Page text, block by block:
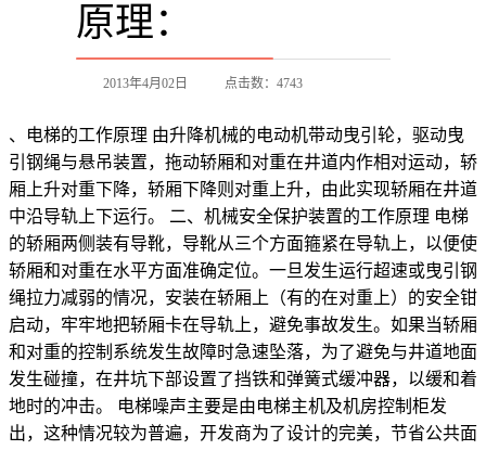
原理：
2013年4月02日 点击数：4743
、电梯的工作原理 由升降机械的电动机带动曳引轮，驱动曳
引钢绳与悬吊装置，拖动轿厢和对重在井道内作相对运动，轿
厢上升对重下降，轿厢下降则对重上升，由此实现轿厢在井道
中沿导轨上下运行。 二、机械安全保护装置的工作原理 电梯
的轿厢两侧装有导靴，导靴从三个方面箍紧在导轨上，以便使
轿厢和对重在水平方面准确定位。一旦发生运行超速或曳引钢
绳拉力减弱的情况，安装在轿厢上（有的在对重上）的安全钳
启动，牢牢地把轿厢卡在导轨上，避免事故发生。如果当轿厢
和对重的控制系统发生故障时急速坠落，为了避免与井道地面
发生碰撞，在井坑下部设置了挡铁和弹簧式缓冲器，以缓和着
地时的冲击。 电梯噪声主要是由电梯主机及机房控制柜发
出，这种情况较为普遍，开发商为了设计的完美，节省公共面